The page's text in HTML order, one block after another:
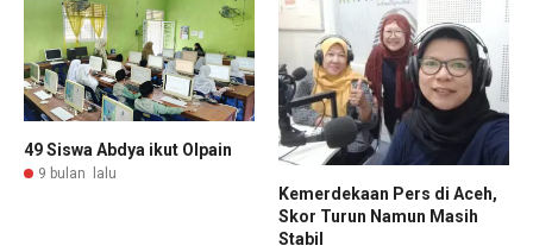
49 Siswa Abdya ikut Olpain
9 bulan lalu
Kemerdekaan Pers di Aceh,
Skor Turun Namun Masih
Stabil